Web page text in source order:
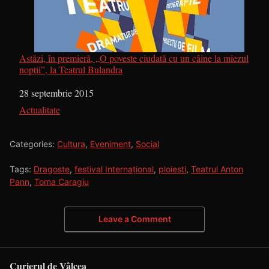
Astăzi, în premieră, „O poveste ciudată cu un câine la miezul
nopții”, la Teatrul Bulandra
Dată
28 septembrie 2015
În legătură cu
Actualitate
Categories: Cultura, Eveniment, Social
Tags: Dragoste, festival Internațional, ploiesti, Teatrul Anton
Pann, Toma Caragiu
Leave a Comment
Curierul de Vâlcea